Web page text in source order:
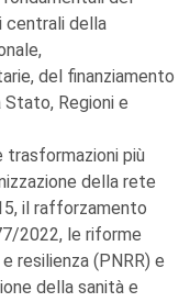
centrali della
del finanziamento
Regioni e
più
della rete
il rafforzamento
2022, le riforme
resilienza (PNRR) e
della sanità e